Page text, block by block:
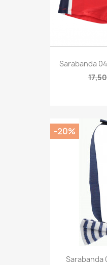
Sarabanda
Sarabanda
-20%